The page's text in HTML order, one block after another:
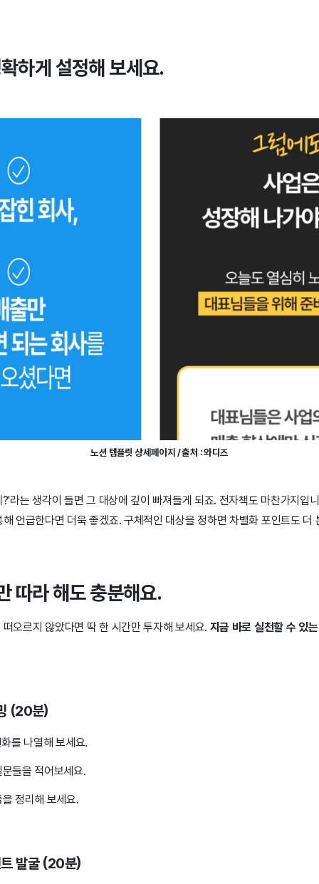
하게 설정해 보세요.
노션 템플릿 상세페이지 / 출처 : 와디즈
라는 생각이 들면 그 대상에 깊이 빠져들게 되죠. 전자책도 마찬가지입
언급한다면 더욱 좋겠죠. 구체적인 대상을 정하면 차별화 포인트도 더
따라 해도 충분해요.
오르지 않았다면 딱 한 시간만 투자해 보세요. 지금 바로 실천할 수 있
(20분)
를 나열해 보세요.
들을 적어보세요.
정리해 보세요.
발굴 (20분)